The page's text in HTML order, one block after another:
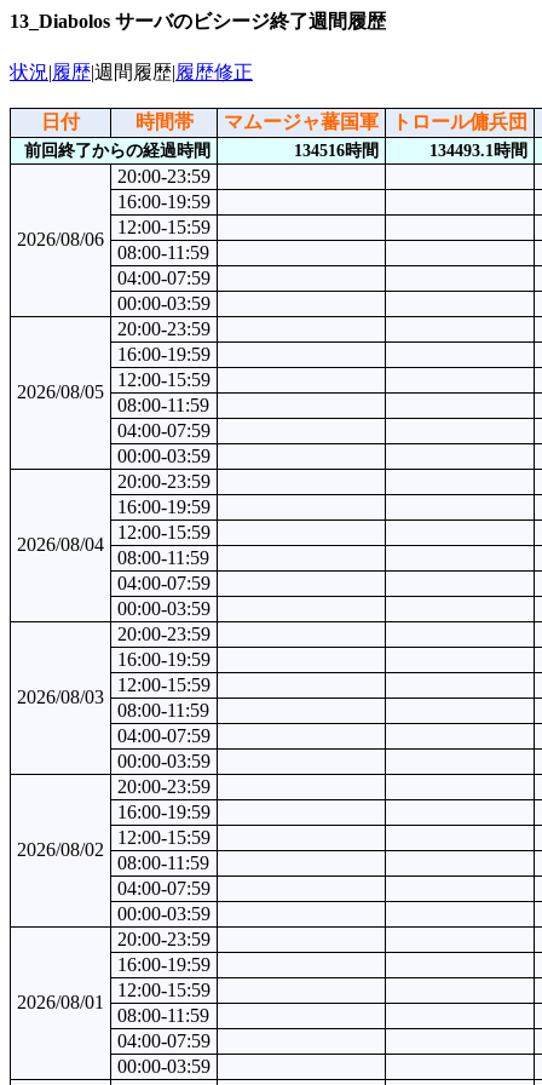
13_Diabolos サーバのビシージ終了週間履歴
状況|履歴|週間履歴|履歴修正
日付 時間帯 マムージャ蕃国軍 トロール傭兵団
前回終了からの経過時間 134516時間 134493.1時間
2026/08/06
20:00-23:59
16:00-19:59
12:00-15:59
08:00-11:59
04:00-07:59
00:00-03:59
2026/08/05
20:00-23:59
16:00-19:59
12:00-15:59
08:00-11:59
04:00-07:59
00:00-03:59
2026/08/04
20:00-23:59
16:00-19:59
12:00-15:59
08:00-11:59
04:00-07:59
00:00-03:59
2026/08/03
20:00-23:59
16:00-19:59
12:00-15:59
08:00-11:59
04:00-07:59
00:00-03:59
2026/08/02
20:00-23:59
16:00-19:59
12:00-15:59
08:00-11:59
04:00-07:59
00:00-03:59
2026/08/01
20:00-23:59
16:00-19:59
12:00-15:59
08:00-11:59
04:00-07:59
00:00-03:59